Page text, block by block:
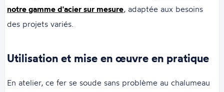
notre gamme d'acier sur mesure, adaptée aux besoins
des projets variés.
Utilisation et mise en œuvre en pratique
En atelier, ce fer se soude sans problème au chalumeau